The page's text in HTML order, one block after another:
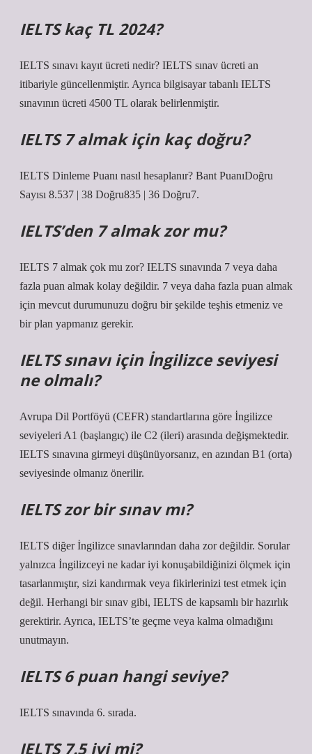
IELTS kaç TL 2024?
IELTS sınavı kayıt ücreti nedir? IELTS sınav ücreti an
itibariyle güncellenmiştir. Ayrıca bilgisayar tabanlı IELTS
sınavının ücreti 4500 TL olarak belirlenmiştir.
IELTS 7 almak için kaç doğru?
IELTS Dinleme Puanı nasıl hesaplanır? Bant PuanıDoğru
Sayısı 8.537 | 38 Doğru835 | 36 Doğru7.
IELTS’den 7 almak zor mu?
IELTS 7 almak çok mu zor? IELTS sınavında 7 veya daha
fazla puan almak kolay değildir. 7 veya daha fazla puan almak
için mevcut durumunuzu doğru bir şekilde teşhis etmeniz ve
bir plan yapmanız gerekir.
IELTS sınavı için İngilizce seviyesi
ne olmalı?
Avrupa Dil Portföyü (CEFR) standartlarına göre İngilizce
seviyeleri A1 (başlangıç) ile C2 (ileri) arasında değişmektedir.
IELTS sınavına girmeyi düşünüyorsanız, en azından B1 (orta)
seviyesinde olmanız önerilir.
IELTS zor bir sınav mı?
IELTS diğer İngilizce sınavlarından daha zor değildir. Sorular
yalnızca İngilizceyi ne kadar iyi konuşabildiğinizi ölçmek için
tasarlanmıştır, sizi kandırmak veya fikirlerinizi test etmek için
değil. Herhangi bir sınav gibi, IELTS de kapsamlı bir hazırlık
gerektirir. Ayrıca, IELTS’te geçme veya kalma olmadığını
unutmayın.
IELTS 6 puan hangi seviye?
IELTS sınavında 6. sırada.
IELTS 7.5 iyi mi?